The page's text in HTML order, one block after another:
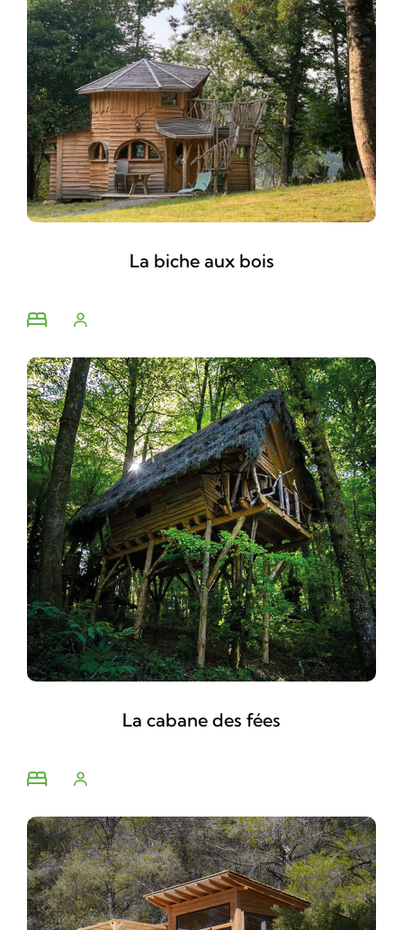
La biche aux bois
La cabane des fées